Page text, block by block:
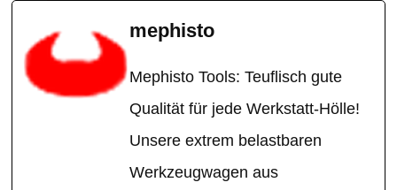
mephisto
Mephisto Tools: Teuflisch gute
Qualität für jede Werkstatt-Hölle!
Unsere extrem belastbaren
Werkzeugwagen aus